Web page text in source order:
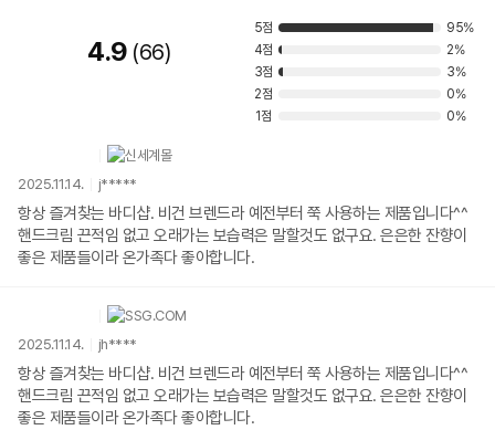
4.9 66
5점
95%
4점
2%
3점
3%
2점
0%
1점
0%
2025.11.14. j*****
항상 즐겨찾는 바디샵. 비건 브렌드라 예전부터 쭉 사용하는 제품입니다^^
핸드크림 끈적임 없고 오래가는 보습력은 말할것도 없구요. 은은한 잔향이
좋은 제품들이라 온가족다 좋아합니다.
2025.11.14. jh****
항상 즐겨찾는 바디샵. 비건 브렌드라 예전부터 쭉 사용하는 제품입니다^^
핸드크림 끈적임 없고 오래가는 보습력은 말할것도 없구요. 은은한 잔향이
좋은 제품들이라 온가족다 좋아합니다.